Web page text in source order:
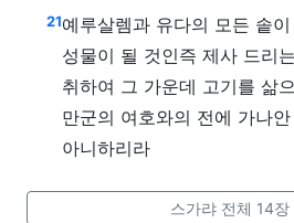
21예루살렘과 유다의 모든 솥
성물이 될 것인즉 제사 드리
취하여 그 가운데 고기를 삶
만군의 여호와의 전에 가나
아니하리라
스가랴 전체 14장